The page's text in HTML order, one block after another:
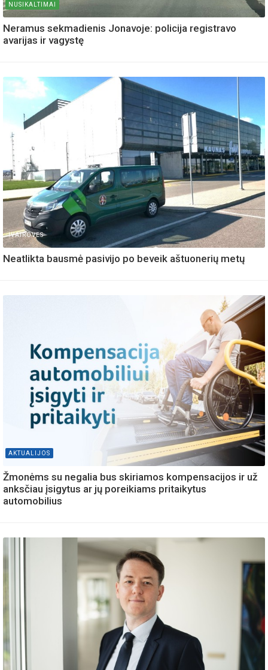
NUSIKALTIMAI
Neramus sekmadienis Jonavoje: policija registravo
avarijas ir vagystę
IVAIROVES
Neatlikta bausmė pasivijo po beveik aštuonerių metų
AKTUALIJOS
Žmonėms su negalia bus skiriamos kompensacijos ir už
anksčiau įsigytus ar jų poreikiams pritaikytus
automobilius